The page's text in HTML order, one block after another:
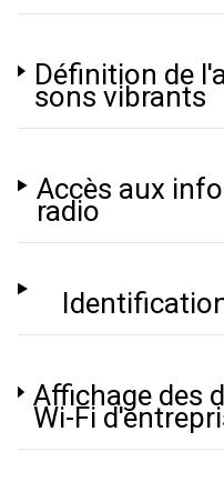
Définition de
sons vibrants
Accès aux
radio
Affichage des
Wi-Fi